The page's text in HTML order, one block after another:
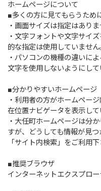
ホームページについて
■多くの方に見てもらうため
・画面サイズは指定はありま
・文字フォントや文字サイ
的な指定は使用していません
・パソコンの機種の違いに
文字を使用しないようにして
■分かりやすいホームページ
・利用者の方がホームペー
在位置ナビゲータを表示して
・大任町ホームページは分
すが、どうしても情報が見つ
「サイト内検索」をご利用下
■推奨ブラウザ
インターネットエクスプロ